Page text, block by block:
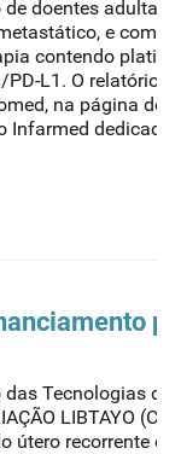
doentes adultas
e com
contendo
L1. O relatório
na página do
Infarmed dedicada
das Tecnologias de
LIBTAYO
útero recorrente